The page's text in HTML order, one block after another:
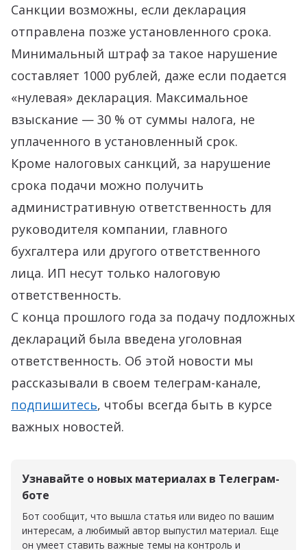
Санкции возможны, если декларация
отправлена позже установленного срока.
Минимальный штраф за такое нарушение
составляет 1000 рублей, даже если подается
«нулевая» декларация. Максимальное
взыскание — 30 % от суммы налога, не
уплаченного в установленный срок.
Кроме налоговых санкций, за нарушение
срока подачи можно получить
административную ответственность для
руководителя компании, главного
бухгалтера или другого ответственного
лица. ИП несут только налоговую
ответственность.
С конца прошлого года за подачу подложных
деклараций была введена уголовная
ответственность. Об этой новости мы
рассказывали в своем телеграм-канале,
подпишитесь, чтобы всегда быть в курсе
важных новостей.
Узнавайте о новых материалах в Телеграм-
боте
Бот сообщит, что вышла статья или видео по вашим
интересам, а любимый автор выпустил материал. Еще
он умеет ставить важные темы на контроль и